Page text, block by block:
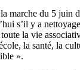
marche du 5 juin
s’il y a
la vie
la santé, la
».